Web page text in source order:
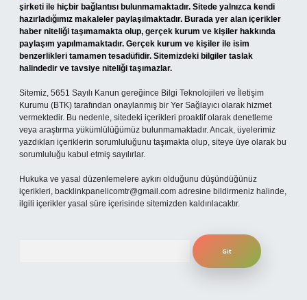
şirketi ile hiçbir bağlantısı bulunmamaktadır. Sitede yalnızca kendi
hazırladığımız makaleler paylaşılmaktadır. Burada yer alan içerikler
haber niteliği taşımamakta olup, gerçek kurum ve kişiler hakkında
paylaşım yapılmamaktadır. Gerçek kurum ve kişiler ile isim
benzerlikleri tamamen tesadüfidir. Sitemizdeki bilgiler taslak
halindedir ve tavsiye niteliği taşımazlar.
Sitemiz, 5651 Sayılı Kanun gereğince Bilgi Teknolojileri ve İletişim
Kurumu (BTK) tarafından onaylanmış bir Yer Sağlayıcı olarak hizmet
vermektedir. Bu nedenle, sitedeki içerikleri proaktif olarak denetleme
veya araştırma yükümlülüğümüz bulunmamaktadır. Ancak, üyelerimiz
yazdıkları içeriklerin sorumluluğunu taşımakta olup, siteye üye olarak bu
sorumluluğu kabul etmiş sayılırlar.
Hukuka ve yasal düzenlemelere aykırı olduğunu düşündüğünüz
içerikleri, backlinkpanelicomtr@gmail.com adresine bildirmeniz halinde,
ilgili içerikler yasal süre içerisinde sitemizden kaldırılacaktır.